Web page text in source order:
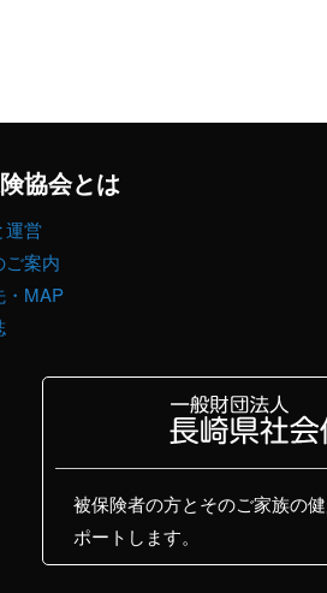
協会とは
運営
ご案内
・MAP
被保険者の方とそのご家族の
ポートします。